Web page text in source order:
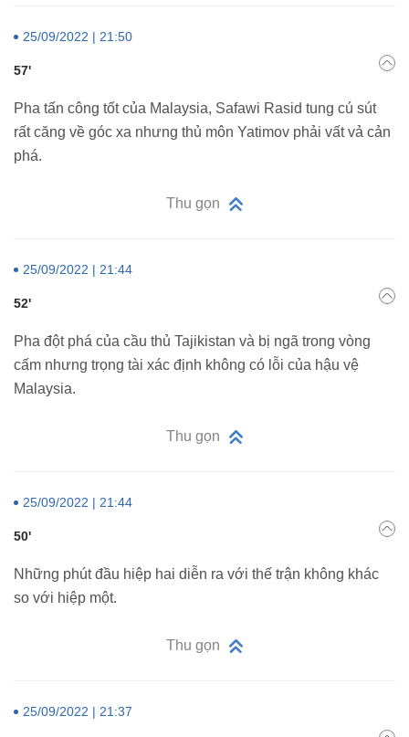
25/09/2022 | 21:50
57'
Pha tấn công tốt của Malaysia, Safawi Rasid tung cú sút
rất căng về góc xa nhưng thủ môn Yatimov phải vất vả cản
phá.
Thu gọn
25/09/2022 | 21:44
52'
Pha đột phá của cầu thủ Tajikistan và bị ngã trong vòng
cấm nhưng trọng tài xác định không có lỗi của hậu vệ
Malaysia.
Thu gọn
25/09/2022 | 21:44
50'
Những phút đầu hiệp hai diễn ra với thế trận không khác
so với hiệp một.
Thu gọn
25/09/2022 | 21:37